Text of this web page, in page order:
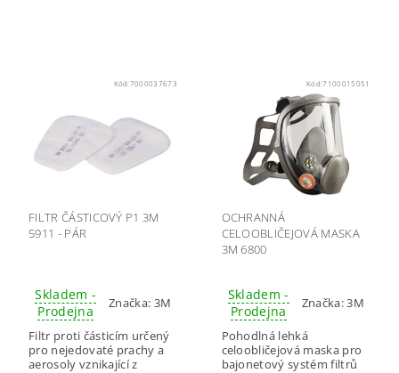
Kód: 7000037673
FILTR ČÁSTICOVÝ P1 3M
5911 - PÁR
Skladem -
Prodejna
Značka: 3M
Filtr proti částicím určený
pro nejedovaté prachy a
aerosoly vznikající z
Kód:7100015051
OCHRANNÁ
CELOOBLIČEJOVÁ MASKA
3M 6800
Skladem -
Prodejna
Značka:3M
Pohodlná lehká
celoobličejová maska pro
bajonetový systém filtrů